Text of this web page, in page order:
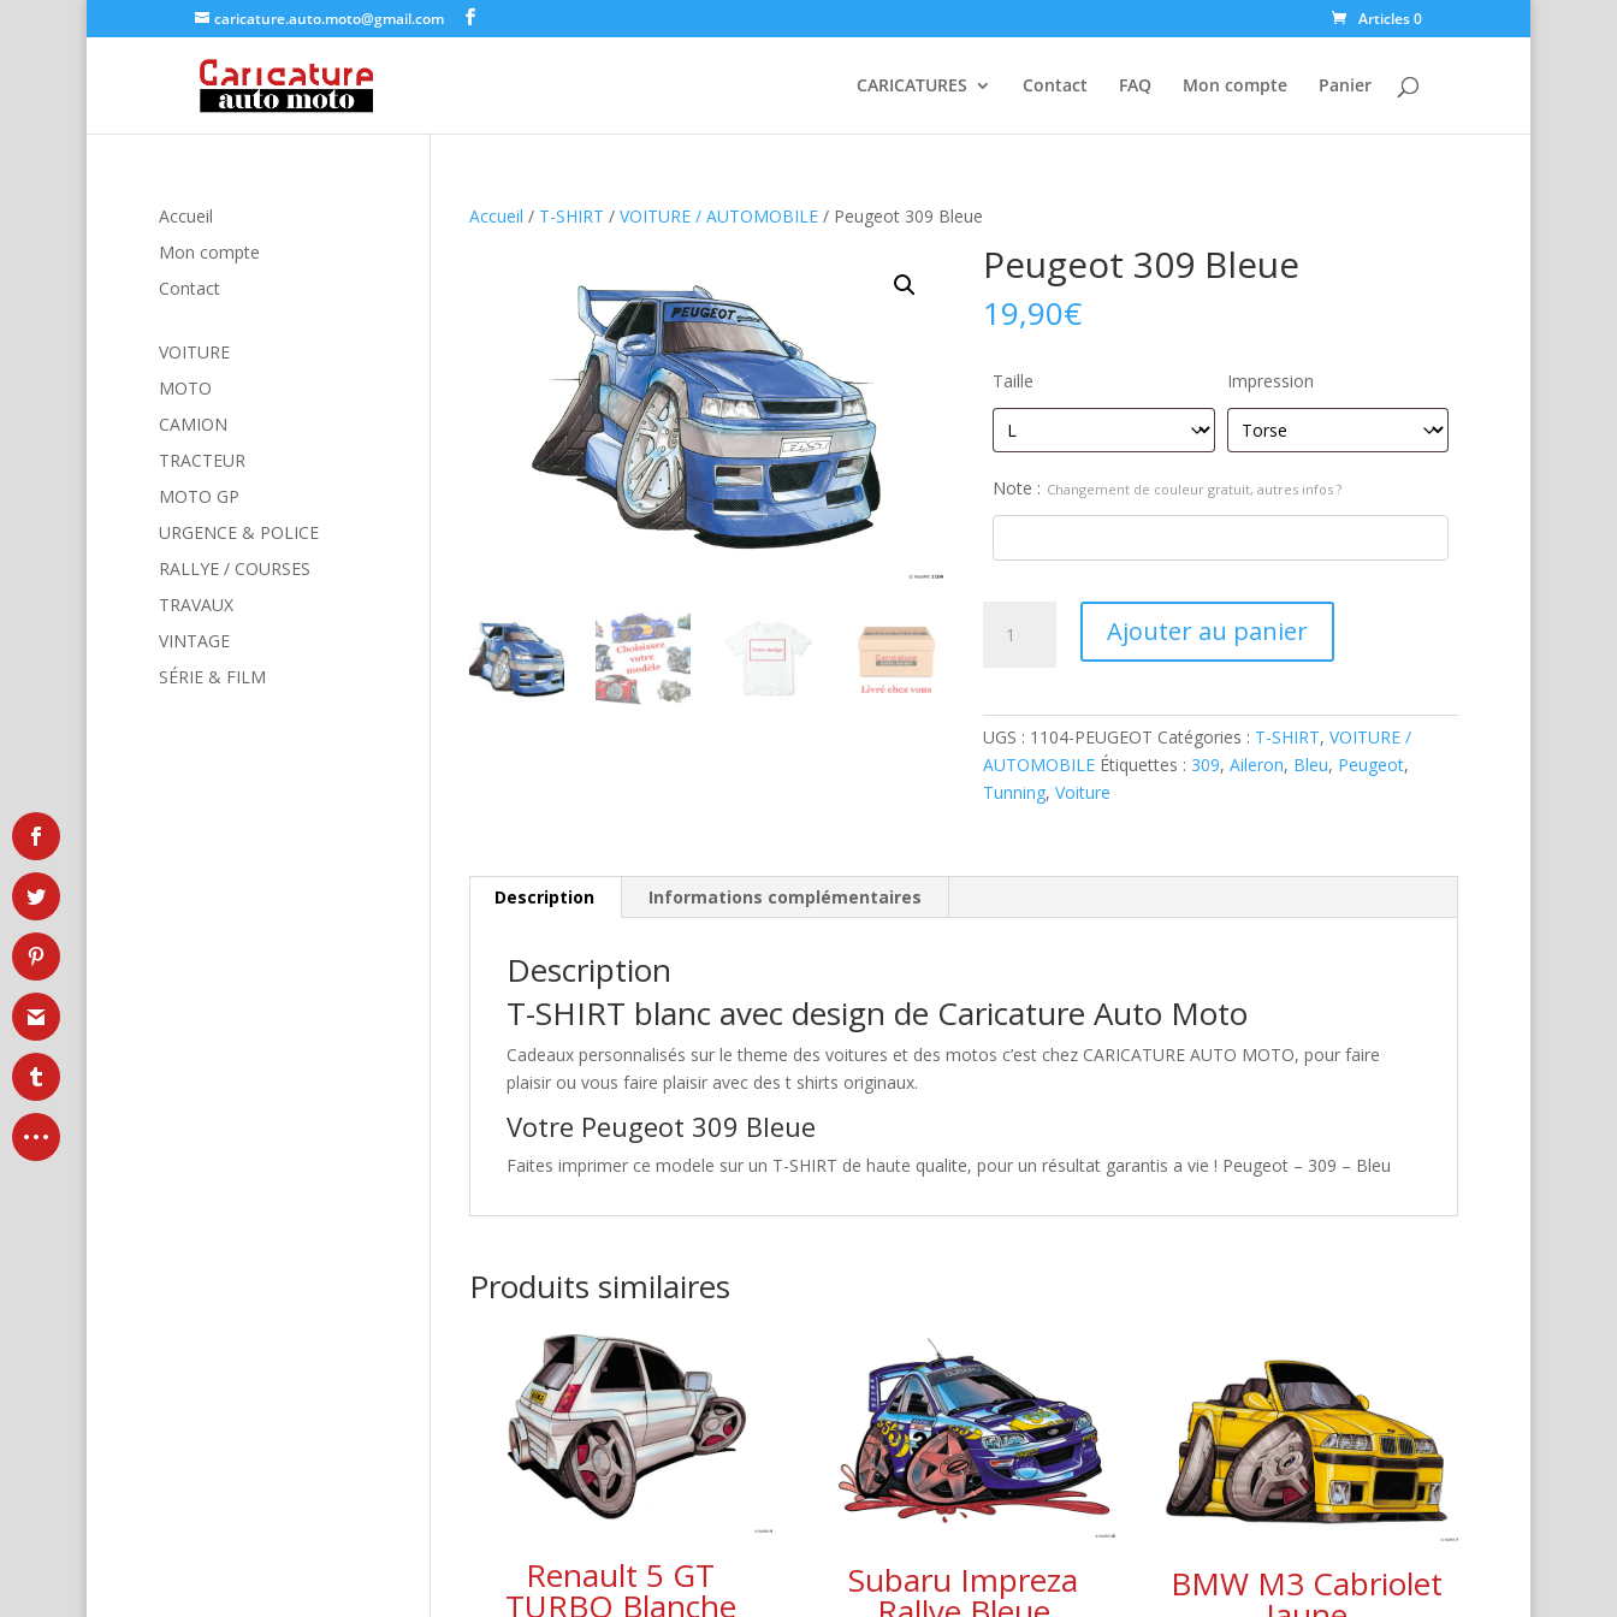
caricature.auto.moto@gmail.com Articles 0
CARICATURES Contact FAQ Mon compte Panier
Accueil / T-SHIRT / VOITURE / AUTOMOBILE/ Peugeot 309 Bleue
Peugeot 309 Bleue
19,90€
Taille Impression
Note : Changement de couleur gratuit, autres infos ?
Ajouter au panier
UGS : 1104-PEUGEOT Catégories : T-SHIRT,VOITURE /
AUTOMOBILE Étiquettes : 309,Aileron, Bleu, Peugeot,
Tunning,Voiture
Description Informations complémentaires
Description
T-SHIRT blanc avec design de Caricature Auto Moto
Cadeaux personnalisés sur le theme des voitures et des motos c’est chez CARICATURE AUTO MOTO, pour faire
plaisir ou vous faire plaisir avec des t shirts originaux.
Votre Peugeot 309 Bleue
Faites imprimer ce modele sur un T-SHIRT de haute qualite, pour un résultat garantis a vie ! Peugeot – 309 – Bleu
Produits similaires
Renault 5 GT
TURBO Blanche
Subaru Impreza BMW M3 Cabriolet
Accueil
Mon compte
Contact
VOITURE
MOTO
CAMION
TRACTEUR
MOTO GP
URGENCE & POLICE
RALLYE / COURSES
TRAVAUX
VINTAGE
SÉRIE & FILM